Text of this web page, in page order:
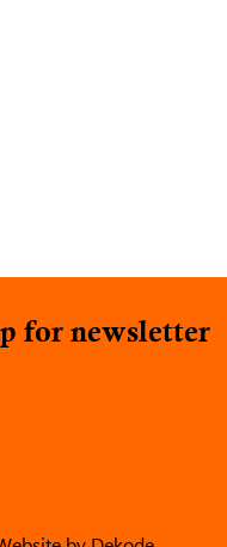
for newsletter